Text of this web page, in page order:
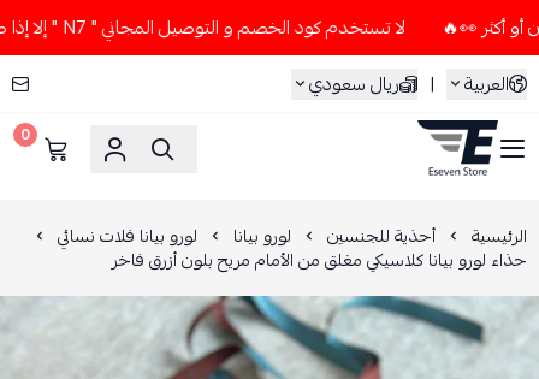
لا تستخدم كود الخصم و التوصيل المجاني " N7 " إلا إذا طلبت قطعتين أو أكثر 👀🔥
العربية
| ريال سعودي
ESEVEN STORE
0
الرئيسية أحذية للجنسين لورو بيانا لورو بيانا فلات نسائي
حذاء لورو بيانا كلاسيكي مغلق من الأمام مريح بلون أزرق فاخر